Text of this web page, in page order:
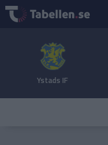
Ystads IF